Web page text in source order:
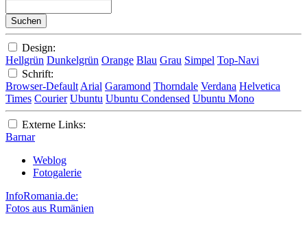
Design:
Hellgrün Dunkelgrün Orange Blau Grau Simpel Top-Navi
Schrift:
Browser-Default Arial Garamond Thorndale Verdana Helvetica
Times Courier Ubuntu Ubuntu Condensed Ubuntu Mono
Externe Links:
Barnar
Weblog
Fotogalerie
InfoRomania.de:
Fotos aus Rumänien